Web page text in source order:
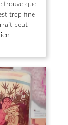
trouve que
trop fine
peut-